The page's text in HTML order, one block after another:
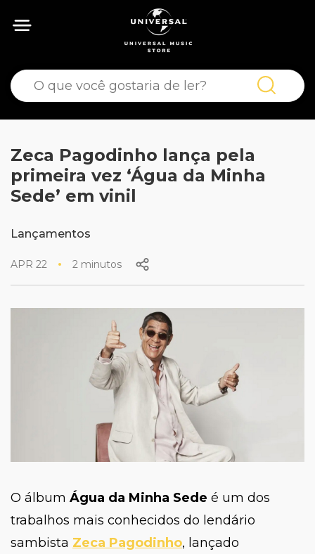
Zeca Pagodinho lança pela
primeira vez ‘Água da Minha
Sede’ em vinil
Lançamentos
APR 22 2 minutos
O álbum Água da Minha Sede é um dos
trabalhos mais conhecidos do lendário
sambista Zeca Pagodinho, lançado